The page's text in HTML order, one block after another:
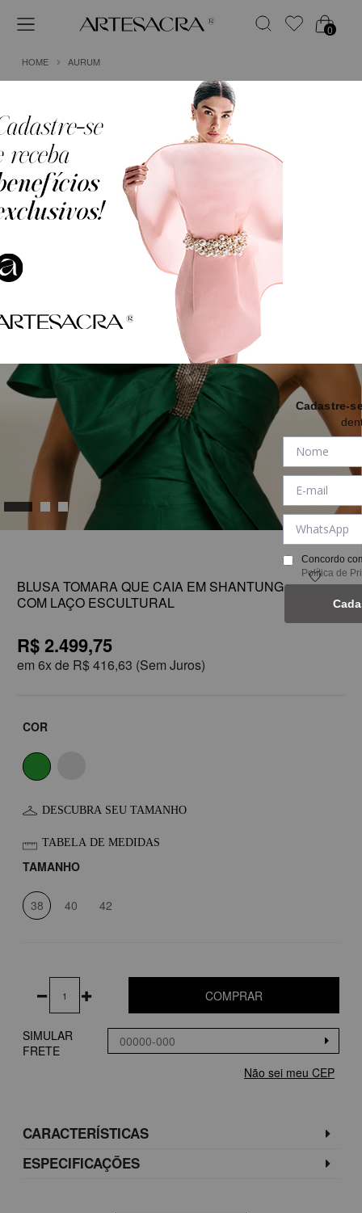
0
HOME AURUM
1
BLUSA TOMARA QUE CAIA EM SHANTUNG
COM LAÇO ESCULTURAL
R$ 2.499,75
em 6x de R$ 416,63 (Sem Juros)
COR
DESCUBRA SEU TAMANHO
TABELA DE MEDIDAS
TAMANHO
38 40 42
COMPRAR
SIMULAR
FRETE
Não sei meu CEP
CARACTERÍSTICAS
ESPECIFICAÇÕES
Cadastre-
Concordo
Política de